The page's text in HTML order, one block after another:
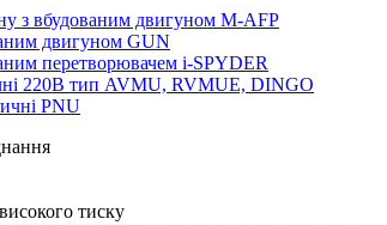
з вбудованим двигуном M-AFP
двигуном GUN
перетворювачем i-SPYDER
220B тип AVMU, RVMUE, DINGO
PNU
тиску